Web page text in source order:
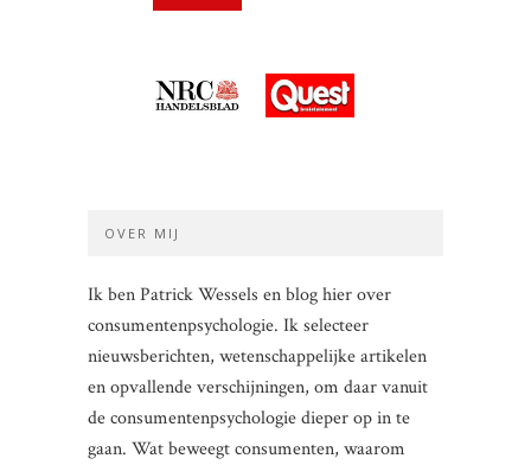
OVER MIJ
Ik ben Patrick Wessels en blog hier over
consumentenpsychologie. Ik selecteer
nieuwsberichten, wetenschappelijke artikelen
en opvallende verschijningen, om daar vanuit
de consumentenpsychologie dieper op in te
gaan. Wat beweegt consumenten, waarom